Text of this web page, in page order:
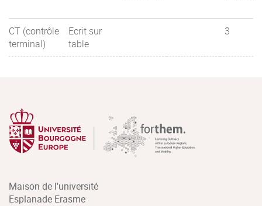
CT (contrôle
terminal)
Ecrit sur
table
3
Maison de l'université
Esplanade Erasme